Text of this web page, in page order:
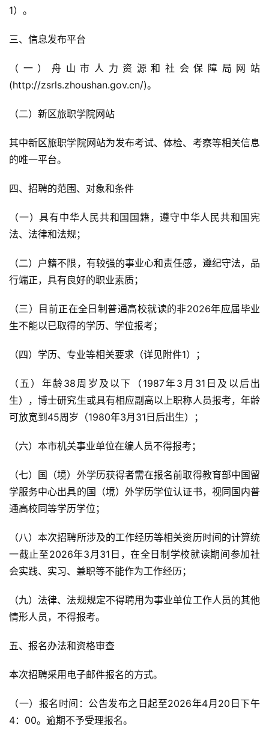
1）。
三、信息发布平台
（一）舟山市人力资源和社会保障局网站
(http://zsrls.zhoushan.gov.cn/)。
（二）新区旅职学院网站
其中新区旅职学院网站为发布考试、体检、考察等相关信息
的唯一平台。
四、招聘的范围、对象和条件
（一）具有中华人民共和国国籍，遵守中华人民共和国宪
法、法律和法规；
（二）户籍不限，有较强的事业心和责任感，遵纪守法，品
行端正，具有良好的职业素质；
（三）目前正在全日制普通高校就读的非2026年应届毕业
生不能以已取得的学历、学位报考；
（四）学历、专业等相关要求（详见附件1）；
（五）年龄38周岁及以下（1987年3月31日及以后出
生），博士研究生或具有相应副高以上职称人员报考，年龄
可放宽到45周岁（1980年3月31日后出生）；
（六）本市机关事业单位在编人员不得报考；
（七）国（境）外学历获得者需在报名前取得教育部中国留
学服务中心出具的国（境）外学历学位认证书，视同国内普
通高校同等学历学位；
（八）本次招聘所涉及的工作经历等相关资历时间的计算统
一截止至2026年3月31日，在全日制学校就读期间参加社
会实践、实习、兼职等不能作为工作经历；
（九）法律、法规规定不得聘用为事业单位工作人员的其他
情形人员，不得报考。
五、报名办法和资格审查
本次招聘采用电子邮件报名的方式。
（一）报名时间：公告发布之日起至2026年4月20日下午
4：00。逾期不予受理报名。